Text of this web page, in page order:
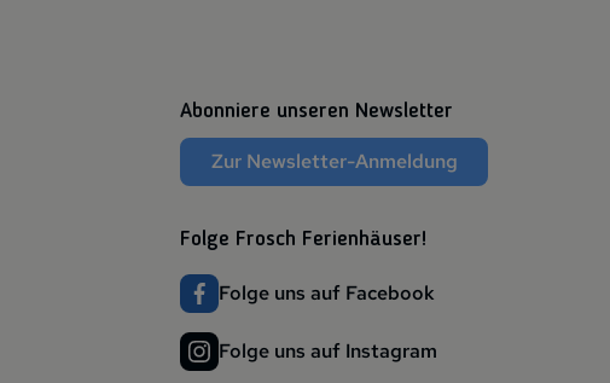
Abonniere unseren Newsletter
Zur Newsletter-Anmeldung
Folge Frosch Ferienhäuser!
Folge uns auf Facebook
Folge uns auf Instagram